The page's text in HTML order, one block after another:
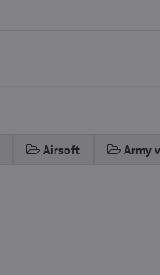
Airsoft Army